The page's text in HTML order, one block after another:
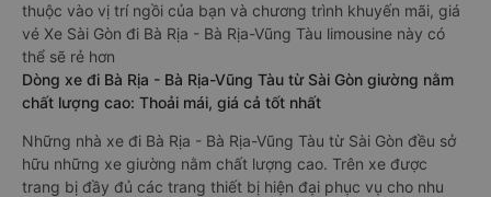
thuộc vào vị trí ngồi của bạn và chương trình khuyến mãi, giá
vé Xe Sài Gòn đi Bà Rịa - Bà Rịa-Vũng Tàu limousine này có
thể sẽ rẻ hơn
Dòng xe đi Bà Rịa - Bà Rịa-Vũng Tàu từ Sài Gòn giường nằm
chất lượng cao: Thoải mái, giá cả tốt nhất
Những nhà xe đi Bà Rịa - Bà Rịa-Vũng Tàu từ Sài Gòn đều sở
hữu những xe giường nằm chất lượng cao. Trên xe được
trang bị đầy đủ các trang thiết bị hiện đại phục vụ cho nhu